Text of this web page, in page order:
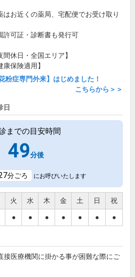
はお近くの薬局、宅配便でお受け取り
許可証・診断書も発行可
間休日・全国エリア】
康保険適用】
粉症専門外来】はじめました！
こちらから＞＞
日
までの目安時間
49分後
分ごろ にお呼びいたします
火 水 木 金 土 日 祝
● ● ● ● ● ● ●
接医療機関に掛かる事が困難な際にご